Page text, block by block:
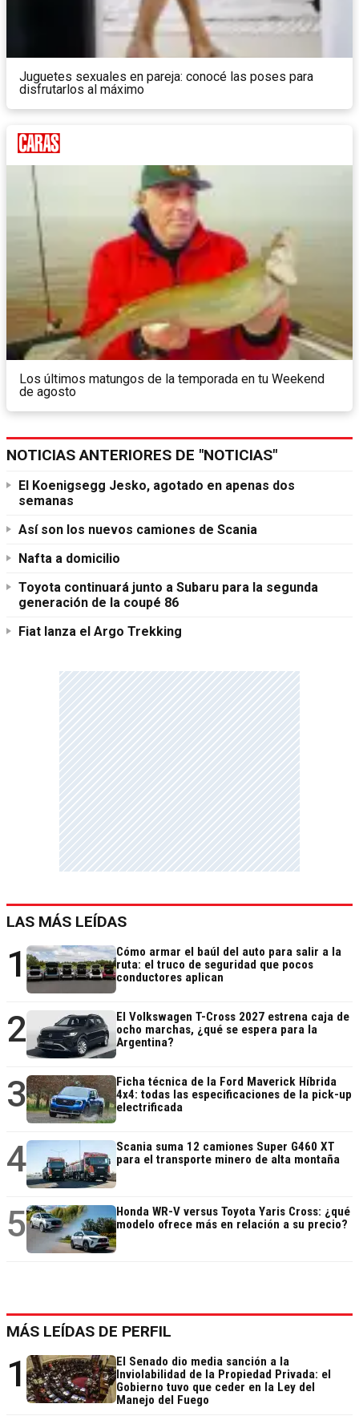
Juguetes sexuales en pareja: conocé las poses para
disfrutarlos al máximo
Los últimos matungos de la temporada en tu Weekend
de agosto
NOTICIAS ANTERIORES DE "NOTICIAS"
El Koenigsegg Jesko, agotado en apenas dos
semanas
Así son los nuevos camiones de Scania
Nafta a domicilio
Toyota continuará junto a Subaru para la segunda
generación de la coupé 86
Fiat lanza el Argo Trekking
LAS MÁS LEÍDAS
1
Cómo armar el baúl del auto para salir a la
ruta: el truco de seguridad que pocos
conductores aplican
2
El Volkswagen T-Cross 2027 estrena caja de
ocho marchas, ¿qué se espera para la
Argentina?
3
Ficha técnica de la Ford Maverick Híbrida
4x4: todas las especificaciones de la pick-up
electrificada
4
Scania suma 12 camiones Super G460 XT
para el transporte minero de alta montaña
5
Honda WR-V versus Toyota Yaris Cross: ¿qué
modelo ofrece más en relación a su precio?
MÁS LEÍDAS DE PERFIL
1
El Senado dio media sanción a la
Inviolabilidad de la Propiedad Privada: el
Gobierno tuvo que ceder en la Ley del
Manejo del Fuego